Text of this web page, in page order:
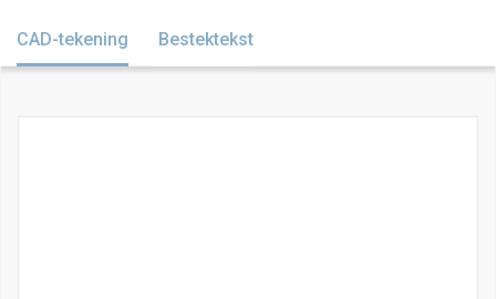
CAD-tekening Bestektekst